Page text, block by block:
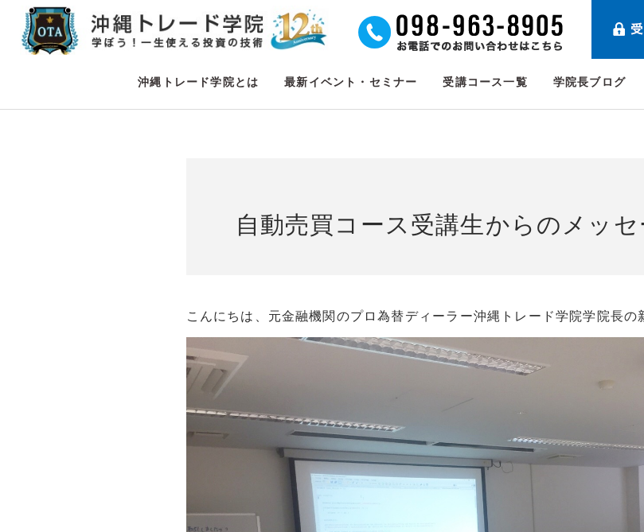
沖縄トレード学院とは 最新イベント・セミナー 受講コース一覧 学院長ブログ
自動売買コース受講生からのメッ
こんにちは、元金融機関のプロ為替ディーラー沖縄トレード学院学院長の